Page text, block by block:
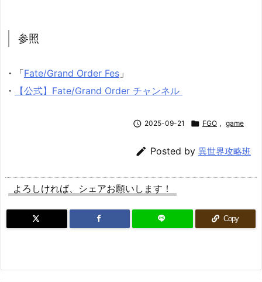
参照
・「Fate/Grand Order Fes 」
・
【公式】Fate/Grand Order チャンネル
 2025-09-21  FGO , game
 Posted by 異世界攻略班
よろしければ、シェアお願いします！
Copy